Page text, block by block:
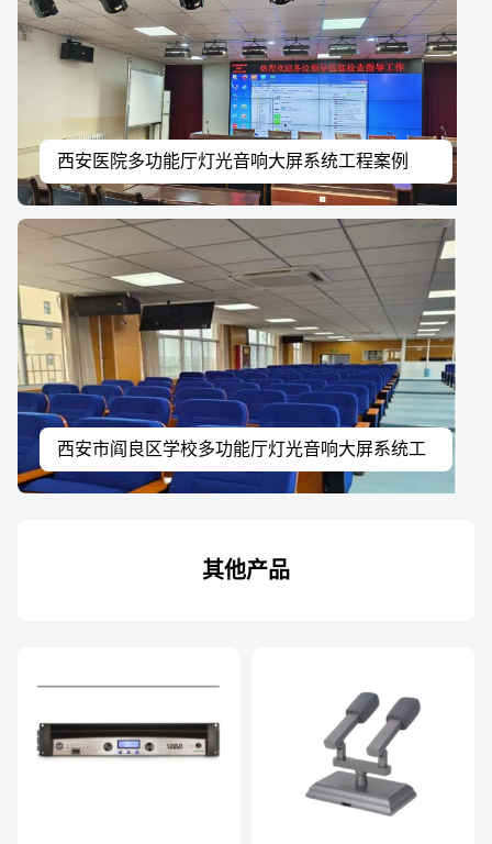
西安医院多功能厅灯光音响大屏系统工程案例
西安市阎良区学校多功能厅灯光音响大屏系统工
程案例
其他产品